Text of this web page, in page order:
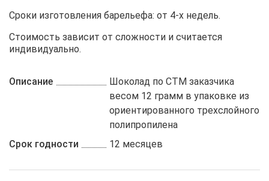
Сроки изготовления барельефа: от 4-х недель.
Стоимость зависит от сложности и считается
индивидуально.
Описание
Шоколад по СТМ заказчика
весом 12 грамм в упаковке из
ориентированного трехслойного
полипропилена
Срок годности
12 месяцев